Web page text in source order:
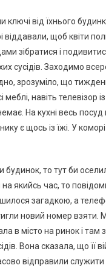
ключі від їхнього
віддавали, щоб квіти
зібратися і
сусідів. Заходимо
зрозуміло, що
меблі, навіть телевізор
На кухні весь
є щось із їжі. У
будинок, то тут би
на якийсь час, то
загадкою, а
новий номер взяти.
в місто на ринок і там
Вона сказала, що її
відправили